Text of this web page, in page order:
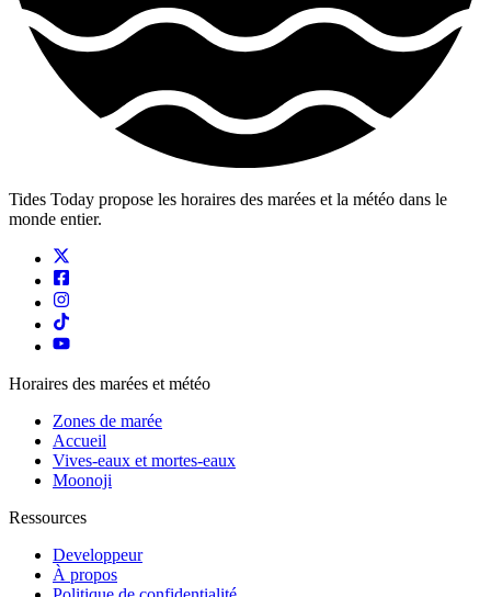
Tides Today propose les horaires des marées et la météo dans le
monde entier.
Horaires des marées et météo
Zones de marée
Accueil
Vives-eaux et mortes-eaux
Moonoji
Ressources
Developpeur
À propos